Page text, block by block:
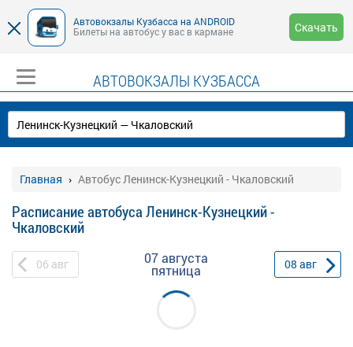
Автовокзалы Кузбасса на ANDROID
Билеты на автобус у вас в кармане
Скачать
АВТОВОКЗАЛЫ КУЗБАССА
Главная Автобус Ленинск-Кузнецкий - Чкаловский
Расписание автобуса Ленинск-Кузнецкий -
Чкаловский
06 авг 07 августа
пятница 08 авг